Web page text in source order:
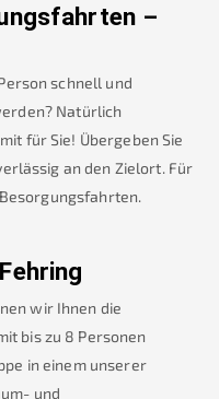
–
schnell und
Natürlich
für Sie! Übergeben Sie
an den Zielort. Für
Fehring
wir Ihnen die
bis zu 8 Personen
in einem unserer
und